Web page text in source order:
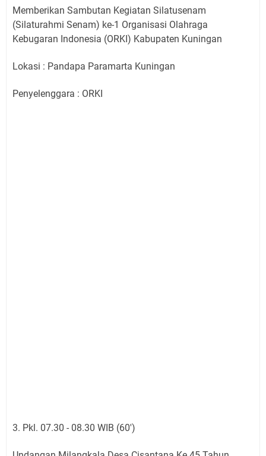
Memberikan Sambutan Kegiatan Silatusenam
(Silaturahmi Senam) ke-1 Organisasi Olahraga
Kebugaran Indonesia (ORKI) Kabupaten Kuningan
Lokasi : Pandapa Paramarta Kuningan
Penyelenggara : ORKI
3. Pkl. 07.30 - 08.30 WIB (60')